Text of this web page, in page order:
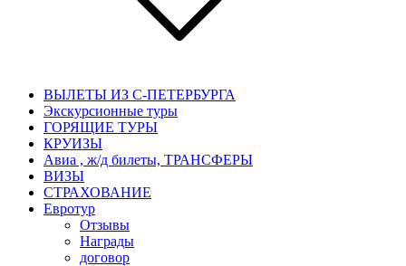
ВЫЛЕТЫ ИЗ С-ПЕТЕРБУРГА
Экскурсионные туры
ГОРЯЩИЕ ТУРЫ
КРУИЗЫ
Авиа , ж/д билеты, ТРАНСФЕРЫ
ВИЗЫ
СТРАХОВАНИЕ
Евротур
Отзывы
Награды
договор